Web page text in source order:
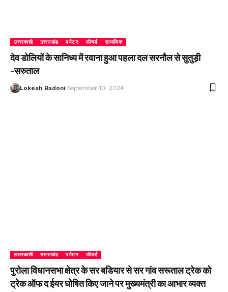
उत्तरकाशी उत्तराखंड पर्यटन फीचर्ड सामाजिक
देव डोलियों के सानिध्य में रवाना हुआ पहला दल सरनौल से सुतुड़ी
-सरुताल
Lokesh Badoni September 10, 2024
उत्तरकाशी उत्तराखंड पर्यटन फीचर्ड
पुरोला विधानसभा क्षेत्र के सर बडियार से सर गांव सरूताल ट्रेक को
ट्रेक ऑफ द ईयर घोषित किए जाने पर मुख्यमंत्री का आभार व्यक्त